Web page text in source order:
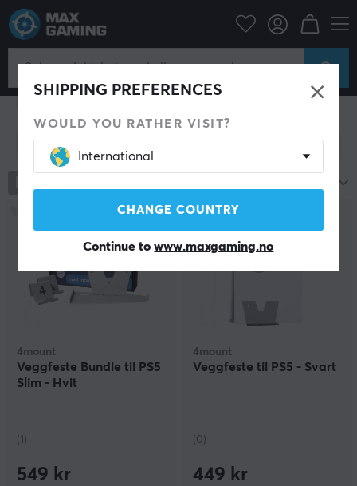
SHIPPING PREFERENCES
WOULD YOU RATHER VISIT?
International
CHANGE COUNTRY
Continue towww.maxgaming.no
Konsoll
Spillkonsoller & tilbehør
Playstation Xbox Nintendo Retro Gaming
Vis filter
4mount
Veggfeste Bundle til PS5
Slim - Hvit
(1)
549 kr
4mount
Veggfeste til PS5 - Svart
(0)
449 kr